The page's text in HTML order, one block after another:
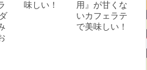
味しい！
用』が甘くな
いカフェラテ
で美味しい！